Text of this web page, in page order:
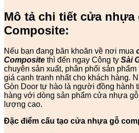
Mô tả chi tiết cửa nhựa
Composite:
Nếu bạn đang băn khoăn về nơi mua
Composite thì đến ngay Công ty Sài
chuyên sản xuất, phân phối sản phẩm
giá cạnh tranh nhất cho khách hàng.
Gòn Door tự hào là người đồng hành
hàng với dòng sản phẩm cửa nhựa
lượng cao.
Đặc điểm cấu tạo cửa nhựa gỗ